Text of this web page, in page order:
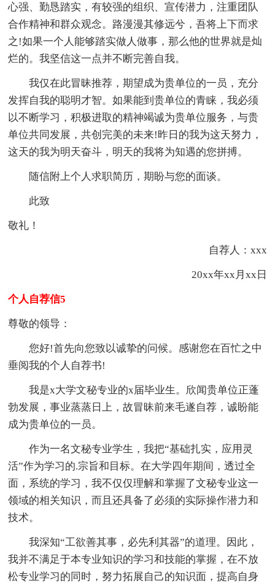
心强、勤恳踏实，有较强的组织、宣传潜力，注重团队
合作精神和群众观念。路漫漫其修远兮，吾将上下而求
之!如果一个人能够踏实做人做事，那么他的世界就是灿
烂的。我坚信这一点并不断完善自我。
我仅在此冒昧推荐，期望成为贵单位的一员，充分
发挥自我的聪明才智。如果能到贵单位的青睐，我必须
以不断学习，积极进取的精神竭诚为贵单位服务，与贵
单位共同发展，共创完美的未来!昨日的我为这天努力，
这天的我为明天奋斗，明天的我将为知遇的您拼搏。
随信附上个人求职简历，期盼与您的面谈。
此致
敬礼！
自荐人：xxx
20xx年xx月xx日
个人自荐信5
尊敬的领导：
您好!首先向您致以诚挚的问候。感谢您在百忙之中
垂阅我的个人自荐书!
我是x大学文秘专业的x届毕业生。欣闻贵单位正蓬
勃发展，事业蒸蒸日上，故冒昧前来毛遂自荐，诚盼能
成为贵单位的一员。
作为一名文秘专业学生，我把“基础扎实，应用灵
活”作为学习的.宗旨和目标。在大学四年期间，透过全
面，系统的学习，我不仅仅理解和掌握了文秘专业这一
领域的相关知识，而且还具备了必须的实际操作潜力和
技术。
我深知“工欲善其事，必先利其器”的道理。因此，
我并不满足于本专业知识的学习和技能的掌握，在不放
松专业学习的同时，努力拓展自己的知识面，提高自身